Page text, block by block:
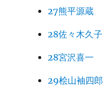
27熊平源蔵
28佐々木久子
28宮沢喜一
29桧山袖四郎